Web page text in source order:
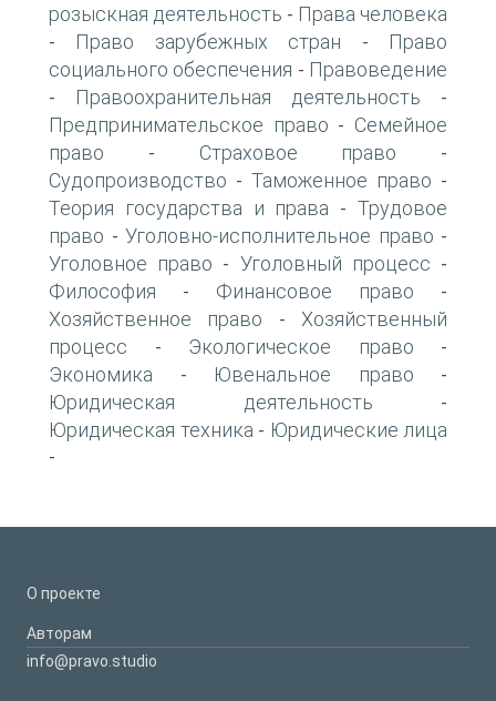
розыскная деятельность - Права человека
- Право зарубежных стран -
Право
социального обеспечения - Правоведение
- Правоохранительная деятельность -
Предпринимательское право - Семейное
право - Страховое право -
Судопроизводство - Таможенное право -
Теория государства и права -Трудовое
право - Уголовно-исполнительное право -
Уголовное право - Уголовный процесс -
Философия - Финансовое право -
Хозяйственное право - Хозяйственный
процесс - Экологическое право -
Экономика - Ювенальное право -
Юридическая деятельность -
Юридическая техника - Юридические лица
-
О проекте
Авторам
info@pravo.studio